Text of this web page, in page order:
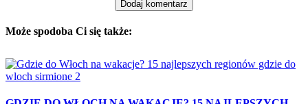
Dodaj komentarz
Może spodoba Ci się także: